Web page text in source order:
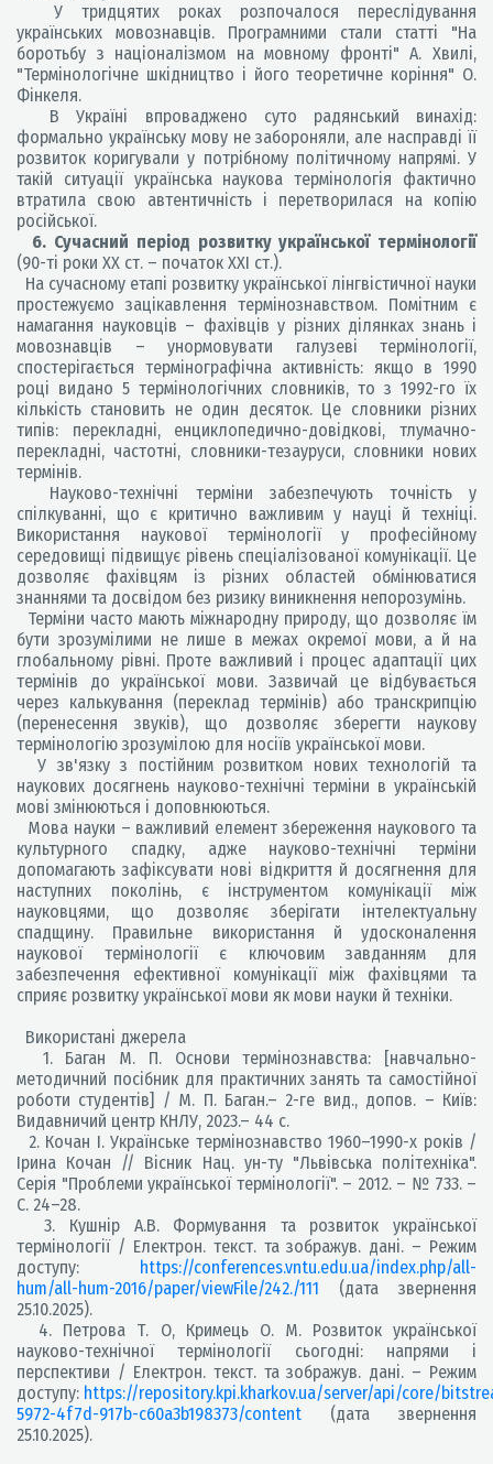
У тридцятих роках розпочалося переслідування
українських мовознавців. Програмними стали статті "На
боротьбу з націоналізмом на мовному фронті" А. Хвилі,
"Термінологічне шкідництво і його теоретичне коріння" О.
Фінкеля.
В Україні впроваджено суто радянський винахід:
формально українську мову не забороняли, але насправді її
розвиток коригували у потрібному політичному напрямі. У
такій ситуації українська наукова термінологія фактично
втратила свою автентичність і перетворилася на копію
російської.
6. Сучасний період розвитку української термінології
(90-ті роки ХХ ст. – початок ХХІ ст.).
На сучасному етапі розвитку української лінгвістичної науки
простежуємо зацікавлення термінознавством. Помітним є
намагання науковців – фахівців у різних ділянках знань і
мовознавців – унормовувати галузеві термінології,
спостерігається термінографічна активність: якщо в 1990
році видано 5 термінологічних словників, то з 1992-го їх
кількість становить не один десяток. Це словники різних
типів: перекладні, енциклопедично-довідкові, тлумачно-
перекладні, частотні, словники-тезауруси, словники нових
термінів.
Науково-технічні терміни забезпечують точність у
спілкуванні, що є критично важливим у науці й техніці.
Використання наукової термінології у професійному
середовищі підвищує рівень спеціалізованої комунікації. Це
дозволяє фахівцям із різних областей обмінюватися
знаннями та досвідом без ризику виникнення непорозумінь.
Терміни часто мають міжнародну природу, що дозволяє їм
бути зрозумілими не лише в межах окремої мови, а й на
глобальному рівні. Проте важливий і процес адаптації цих
термінів до української мови. Зазвичай це відбувається
через калькування (переклад термінів) або транскрипцію
(перенесення звуків), що дозволяє зберегти наукову
термінологію зрозумілою для носіїв української мови.
У зв'язку з постійним розвитком нових технологій та
наукових досягнень науково-технічні терміни в українській
мові змінюються і доповнюються.
Мова науки – важливий елемент збереження наукового та
культурного спадку, адже науково-технічні терміни
допомагають зафіксувати нові відкриття й досягнення для
наступних поколінь, є інструментом комунікації між
науковцями, що дозволяє зберігати інтелектуальну
спадщину. Правильне використання й удосконалення
наукової термінології є ключовим завданням для
забезпечення ефективної комунікації між фахівцями та
сприяє розвитку української мови як мови науки й техніки.
Використані джерела
1. Баган М. П. Основи термінознавства: [навчально-
методичний посібник для практичних занять та самостійної
роботи студентів] / М. П. Баган.– 2-ге вид., допов. – Київ:
Видавничий центр КНЛУ, 2023.– 44 с.
2. Кочан І. Українське термінознавство 1960–1990-х років /
Ірина Кочан // Вісник Нац. ун-ту "Львівська політехніка".
Серія "Проблеми української термінології". – 2012. – № 733. –
С. 24–28.
3. Кушнір А.В. Формування та розвиток української
термінології / Електрон. текст. та зображув. дані. – Режим
доступу: https://conferences.vntu.edu.ua/index.php/all-
hum/all-hum-2016/paper/viewFile/242./111 (дата звернення
25.10.2025).
4. Петрова Т. О, Кримець О. М. Розвиток української
науково-технічної термінології сьогодні: напрями і
перспективи / Електрон. текст. та зображув. дані. – Режим
доступу: https://repository.kpi.kharkov.ua/server/api/core/
5972-4f7d-917b-c60a3b198373/content (дата звернення
25.10.2025).